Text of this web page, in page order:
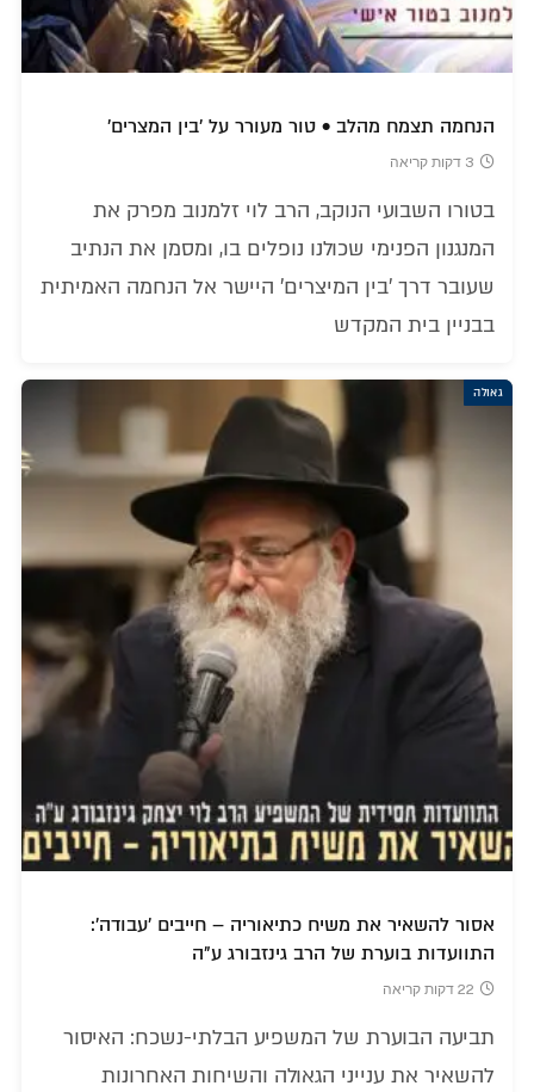
הנחמה תצמח מהלב • טור מעורר על 'בין המצרים'
3 דקות קריאה
בטורו השבועי הנוקב, הרב לוי זלמנוב מפרק את
המנגנון הפנימי שכולנו נופלים בו, ומסמן את הנתיב
שעובר דרך 'בין המיצרים' היישר אל הנחמה האמיתית
בבניין בית המקדש
גאולה
אסור להשאיר את משיח כתיאוריה – חייבים 'עבודה':
התוועדות בוערת של הרב גינזבורג ע"ה
22 דקות קריאה
תביעה הבוערת של המשפיע הבלתי-נשכח: האיסור
להשאיר את ענייני הגאולה והשיחות האחרונות